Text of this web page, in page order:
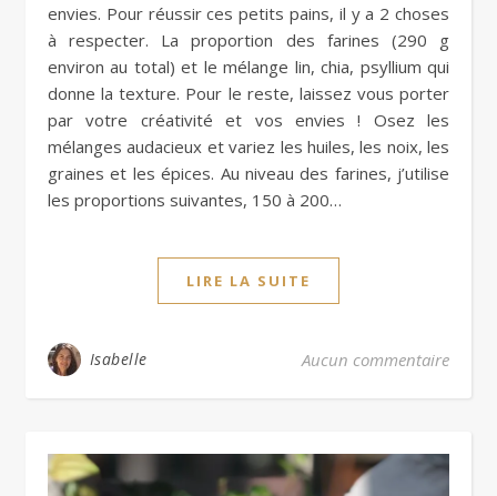
envies. Pour réussir ces petits pains, il y a 2 choses
à respecter. La proportion des farines (290 g
environ au total) et le mélange lin, chia, psyllium qui
donne la texture. Pour le reste, laissez vous porter
par votre créativité et vos envies ! Osez les
mélanges audacieux et variez les huiles, les noix, les
graines et les épices. Au niveau des farines, j’utilise
les proportions suivantes, 150 à 200…
LIRE LA SUITE
Isabelle Aucun commentaire